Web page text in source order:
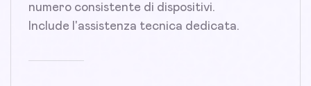
numero consistente di dispositivi.
Include l'assistenza tecnica dedicata.